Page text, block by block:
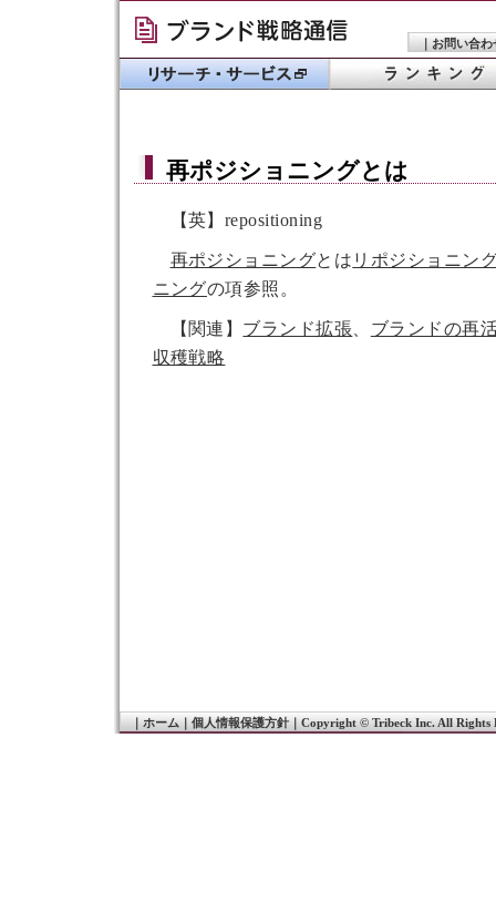
｜ お問い合わ
再ポジショニングとは
【英】repositioning
再ポジショニングとは リポジショニン
ニングの項参照。
【関連】 ブランド拡張
ブランドの再
収穫戦略
ホーム｜ 個人情報保護方針｜ Copyright © Tribeck Inc. All Rights